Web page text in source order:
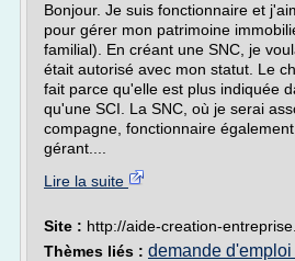
Bonjour. Je suis fonctionnaire et
pour gérer mon patrimoine
familial). En créant une SNC, je
était autorisé avec mon statut. Le
fait parce qu'elle est plus indiquée
qu'une SCI. La SNC, où je serai
compagne, fonctionnaire
gérant....
Lire la suite
Site : http://aide-creation-
Thèmes liés : demande